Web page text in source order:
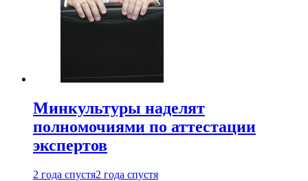
Минкультуры наделят
полномочиями по аттестации
экспертов
2 года спустя2 года спустя